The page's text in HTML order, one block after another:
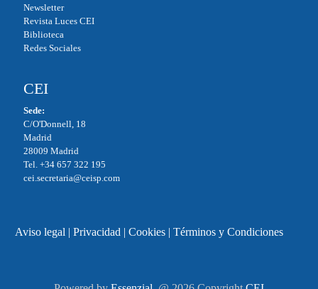
Newsletter
Revista Luces CEI
Biblioteca
Redes Sociales
CEI
Sede:
C/O'Donnell, 18
Madrid
28009 Madrid
Tel. +34 657 322 195
cei.secretaria@ceisp.com
Aviso legal | Privacidad | Cookies| Términos y Condiciones